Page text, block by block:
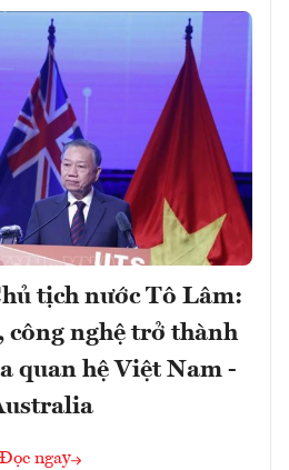
tịch nước Tô Lâm:
công nghệ trở thành
quan hệ Việt Nam -
Đọc ngay